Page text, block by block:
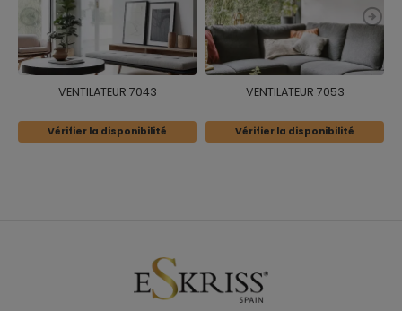
VENTILATEUR 7043
Vérifier la disponibilité
VENTILATEUR 7053
Vérifier la disponibilité